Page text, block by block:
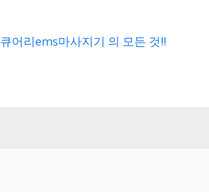
큐어리ems마사지기 의 모든 것!!